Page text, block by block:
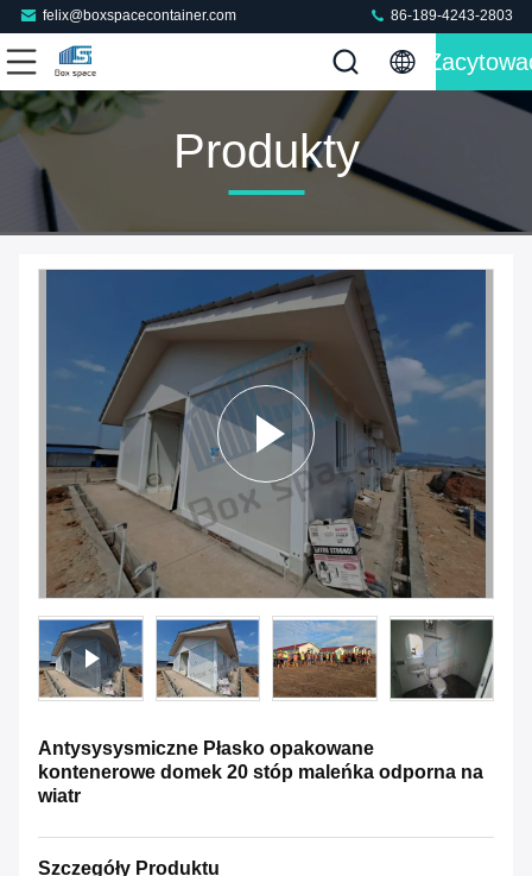
felix@boxspacecontainer.com 86-189-4243-2803
Produkty
Antysysysmiczne Płasko opakowane
kontenerowe domek 20 stóp maleńka odporna na
wiatr
Szczegóły Produktu